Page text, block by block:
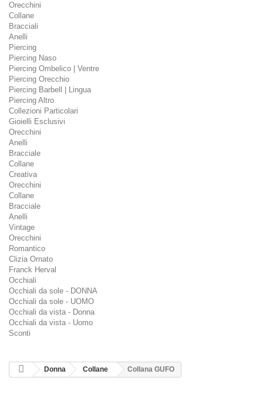
Orecchini
Collane
Bracciali
Anelli
Piercing
Piercing Naso
Piercing Ombelico | Ventre
Piercing Orecchio
Piercing Barbell | Lingua
Piercing Altro
Collezioni Particolari
Gioielli Esclusivi
Orecchini
Anelli
Bracciale
Collane
Creativa
Orecchini
Collane
Bracciale
Anelli
Vintage
Orecchini
Romantico
Clizia Ornato
Franck Herval
Occhiali
Occhiali da sole - DONNA
Occhiali da sole - UOMO
Occhiali da vista - Donna
Occhiali da vista - Uomo
Sconti
Donna Collane Collana GUFO